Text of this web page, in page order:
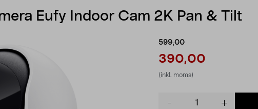
Eufy Indoor Cam 2K Pan & Tilt
599,00
390,00
(inkl. moms)